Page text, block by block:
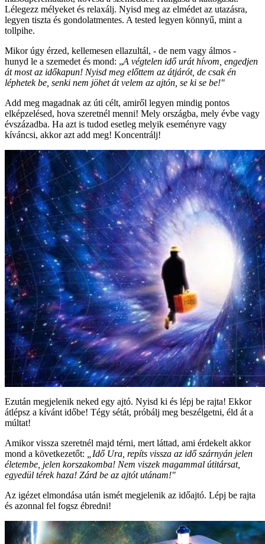
Lélegezz mélyeket és relaxálj. Nyisd meg az elmédet az utazásra,
legyen tiszta és gondolatmentes. A tested legyen könnyű, mint a
tollpihe.
Mikor úgy érzed, kellemesen ellazultál, - de nem vagy álmos -
hunyd le a szemedet és mond: „A végtelen idő urát hívom, engedjen
át most az időkapun! Nyisd meg előttem az átjárót, de csak én
léphetek be, senki nem jöhet át velem az ajtón, se ki se be!"
Add meg magadnak az úti célt, amiről legyen mindig pontos
elképzelésed, hova szeretnél menni! Mely országba, mely évbe vagy
évszázadba. Ha azt is tudod esetleg melyik eseményre vagy
kíváncsi, akkor azt add meg! Koncentrálj!
Ezután megjelenik neked egy ajtó. Nyisd ki és lépj be rajta! Ekkor
átlépsz a kívánt időbe! Tégy sétát, próbálj meg beszélgetni, éld át a
múltat!
Amikor vissza szeretnél majd térni, mert láttad, ami érdekelt akkor
mond a következetőt:
„Idő Ura, repíts vissza az idő szárnyán jelen
életembe, jelen korszakomba! Nem viszek magammal útitársat,
egyedül térek haza! Zárd be az ajtót utánam!"
Az igézet elmondása után ismét megjelenik az időajtó. Lépj be rajta
és azonnal fel fogsz ébredni!